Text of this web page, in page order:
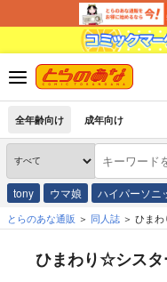
全年齢向け 成年向け
tony ウマ娘 ハイパーソ
とらのあな通販 同人誌 ひま
ひまわり☆シスタ